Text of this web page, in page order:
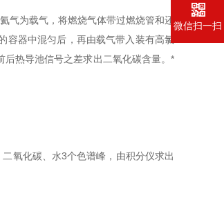
为载气，将燃烧气体带过燃烧管和还
器中混匀后，再由载气带入装有高氯
热导池信号之差求出二氧化碳含量。*
氧化碳、水3个色谱峰，由积分仪求出
微信扫一扫